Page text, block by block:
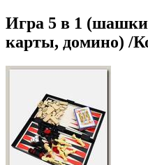
Игра 5 в 1
карты, домино) /